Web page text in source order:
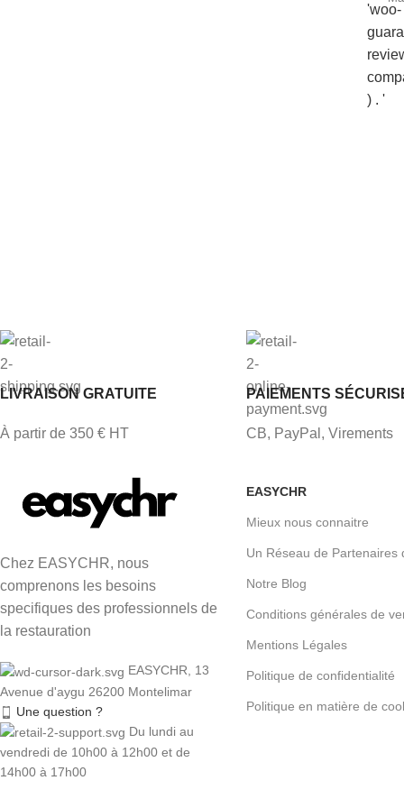
LIVRAISON GRATUITE
À partir de 350 € HT
PAIEMENTS
CB, PayPal, Virements
Chez EASYCHR, nous
comprenons les besoins
specifiques des professionnels de
la restauration
EASYCHR, 13
Avenue d'aygu 26200 Montelimar
Une question ?
Du lundi au
vendredi de 10h00 à 12h00 et de
14h00 à 17h00
EASYCHR
Mieux nous connaitre
Un Réseau de Partenaires
Notre Blog
Conditions générales de
Mentions Légales
Politique de confidentialité
Politique en matière de